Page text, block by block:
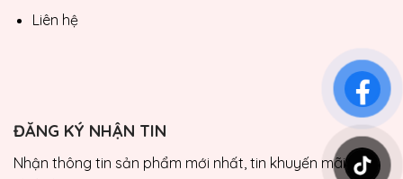
Liên hệ
ĐĂNG KÝ NHẬN TIN
Nhận thông tin sản phẩm mới nhất, tin khuyến mãi và